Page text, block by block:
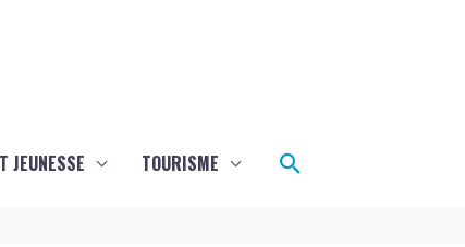
JEUNESSE TOURISME Rechercher